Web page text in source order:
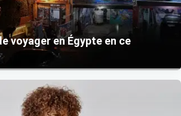
voyager en Égypte en ce